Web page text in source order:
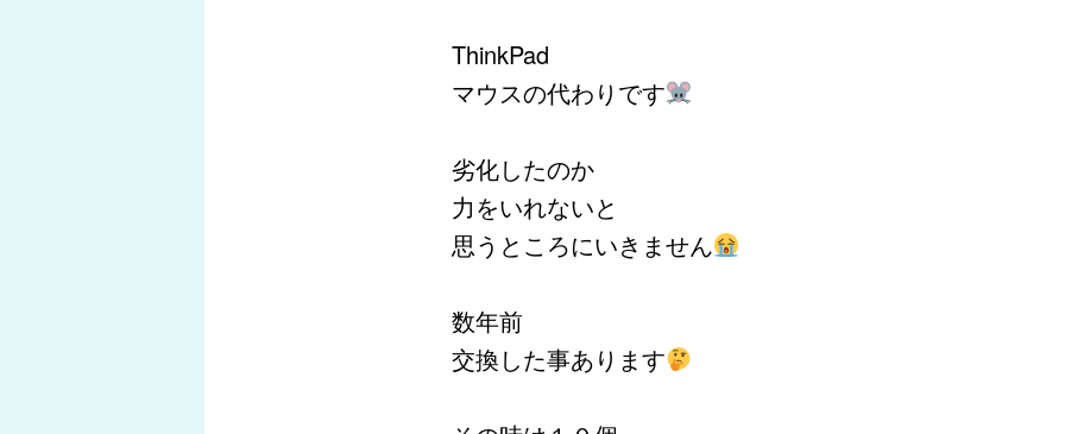
ThinkPad
マウスの代わりです
劣化したのか
力をいれないと
思うところにいきません
数年前
交換した事あります